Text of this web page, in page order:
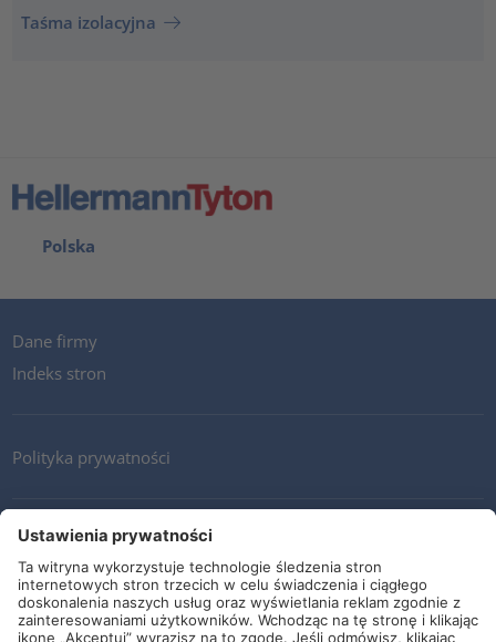
Taśma izolacyjna
Polska
Dane firmy
Indeks stron
Polityka prywatności
Kontakt
Newsletter